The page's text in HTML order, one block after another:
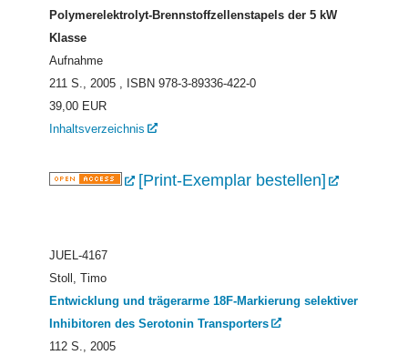
Polymerelektrolyt-Brennstoffzellenstapels der 5 kW
Klasse
Aufnahme
211 S., 2005
, ISBN 978-3-89336-422-0
39,00 EUR
Inhaltsverzeichnis
[Print-Exemplar bestellen]
JUEL-4167
Stoll, Timo
Entwicklung und trägerarme 18F-Markierung selektiver
Inhibitoren des Serotonin Transporters
112 S., 2005